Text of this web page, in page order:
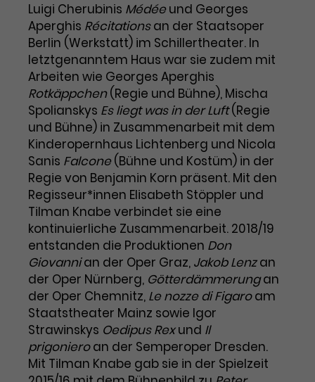
Benutzer*in wiedererkannt werden,
und es wird Zugang zu
geschützten Bereichen gewährt.
Name cookie_optin
Anbieter TYPO3
Laufzeit 1 Monat
Zweck
Enthält die gewählten Tracking-
Optin-Einstellungen.
Laufzeit 2 Jahre
Zweck
Dieses Cookie wird von Google
Analytics installiert. Das Cookie
wird verwendet, um
Besucher*innen-, Sitzungs- und
Kampagnendaten zu berechnen
und die Nutzung der Website für
den Analysebericht der Website zu
verfolgen. Die Cookies speichern
Informationen anonym und weisen
eine zufallsgenerierte Nummer zu,
um Besuche zu erkennen.
Name _gid
Anbieter Google Analytics
Laufzeit 1 Tag
Dieses Cookie wird von Google
Marketing
Diese Gruppe beinhaltet alle Scripte, die es uns
ermöglichen die Leistung unserer
Werbekampagnen zu analysieren und
Conversions zu messen. Außerdem helfen sie
uns dabei Werbeanzeigen und Inhalte besser auf
die Interessen unserer Nutzer abzustimmen.
Name
_gcl_au
Anbieter Google Ads
Laufzeit 3 Monate
Wird von Google verwendet, um
die Effizienz von Werbeanzeigen zu
messen und Conversions zu
speichern. Dieses Cookie hilft dabei
nachzuvollziehen, ob Nutzer über
Google-Anzeigen auf unsere
Website gelangt sind.
Name _gcl_aw
Cookie-Informationen
Luigi Cherubinis Médéeund Georges
Aperghis Récitationsan der Staatsoper
Berlin (Werkstatt) im Schillertheater. In
letztgenanntem Haus war sie zudem mit
Arbeiten wie Georges Aperghis
Rotkäppchen(Regie und Bühne), Mischa
Spolianskys Es liegt was in der Luft(Regie
und Bühne) in Zusammenarbeit mit dem
Kinderopernhaus Lichtenberg und Nicola
Sanis Falcone(Bühne und Kostüm) in der
Regie von Benjamin Korn präsent. Mit den
Regisseur*innen Elisabeth Stöppler und
Tilman Knabe verbindet sie eine
kontinuierliche Zusammenarbeit. 2018/19
entstanden die Produktionen Don
Giovannian der Oper Graz, Jakob Lenzan
der Oper Nürnberg, Götterdämmerungan
der Oper Chemnitz, Le nozze di Figaroam
Staatstheater Mainz sowie Igor
Strawinskys Oedipus Rexund Il
prigonieroan der Semperoper Dresden.
Mit Tilman Knabe gab sie in der Spielzeit